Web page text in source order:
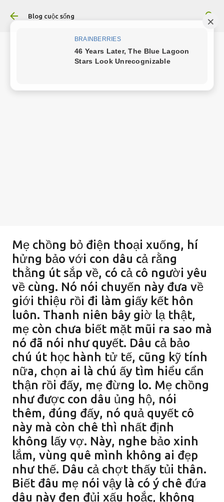
Chuyển đến nội dung chính
Blog cuộc sống
Mẹ chồng bỏ điện thoại xuống, hí
hửng bảo với con dâu cả rằng
thằng út sắp về, có cả cô người yêu
về cùng. Nó nói chuyến này đưa về
giới thiệu rồi đi làm giấy kết hôn
luôn. Thanh niên bây giờ lạ thật,
mẹ còn chưa biết mặt mũi ra sao mà
nó đã nói như quyết. Dâu cả bảo
chú út học hành tử tế, cũng kỹ tính
nữa, chọn ai là chú ấy tìm hiểu cẩn
thận rồi đấy, mẹ đừng lo. Mẹ chồng
như được con dâu ủng hộ, nói
thêm, đúng đấy, nó quả quyết cô
này mà còn chê thì nhất định
không lấy vợ. Này, nghe bảo xinh
lắm, vùng quê mình không ai đẹp
như thế. Dâu cả chợt thấy tủi thân.
Biết đâu mẹ nói vậy là có ý chê đứa
dâu này đen đủi xấu hoắc, không